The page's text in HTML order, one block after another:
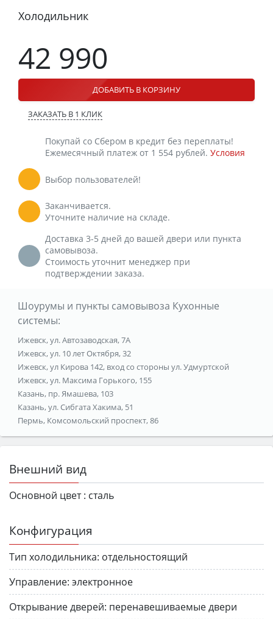
Холодильник
42 990
ДОБАВИТЬ В КОРЗИНУ
ЗАКАЗАТЬ В 1 КЛИК
Покупай со Сбером в кредит без переплаты!
Ежемесячный платеж от 1 554 рублей. Условия
Выбор пользователей!
Заканчивается.
Уточните наличие на складе.
Доставка 3-5 дней до вашей двери или пункта
самовывоза.
Стоимость уточнит менеджер при
подтверждении заказа.
Шоурумы и пункты самовывоза Кухонные
системы:
Ижевск, ул. Автозаводская, 7А
Ижевск, ул. 10 лет Октября, 32
Ижевск, ул Кирова 142, вход со стороны ул. Удмуртской
Ижевск, ул. Максима Горького, 155
Казань, пр. Ямашева, 103
Казань, ул. Сибгата Хакима, 51
Пермь, Комсомольский проспект, 86
Внешний вид
Основной цвет : сталь
Конфигурация
Тип холодильника: отдельностоящий
Управление: электронное
Открывание дверей: перенавешиваемые двери